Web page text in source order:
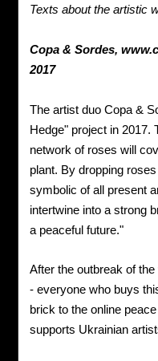
Texts about the artistic
Copa & Sordes,
2017
The artist duo Copa &
Hedge" project in 2017.
network of roses will
plant. By dropping
symbolic of all present
intertwine into a strong
a peaceful future."
After the outbreak of
- everyone who buys
brick to the online
supports Ukrainian